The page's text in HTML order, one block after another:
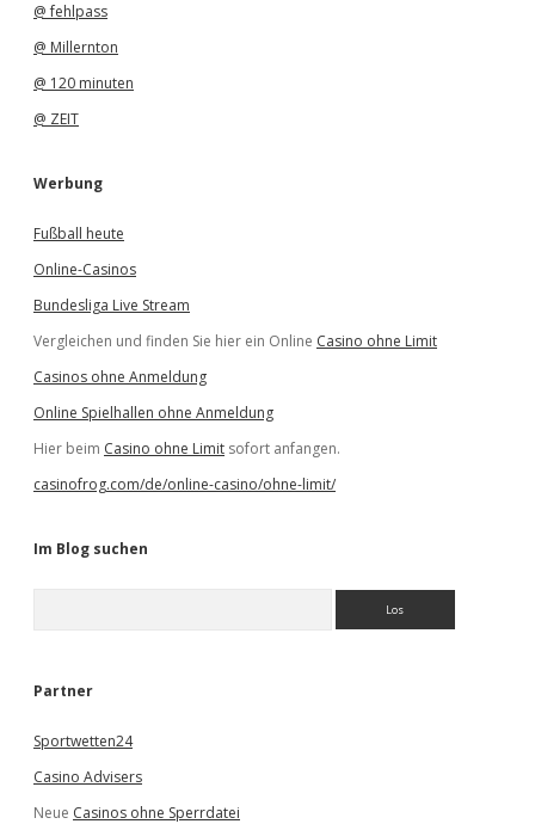
@ fehlpass
@ Millernton
@ 120 minuten
@ ZEIT
Werbung
Fußball heute
Online-Casinos
Bundesliga Live Stream
Vergleichen und finden Sie hier ein Online Casino ohne Limit
Casinos ohne Anmeldung
Online Spielhallen ohne Anmeldung
Hier beim Casino ohne Limit sofort anfangen.
casinofrog.com/de/online-casino/ohne-limit/
Im Blog suchen
e
Partner
Sportwetten24
Casino Advisers
Neue Casinos ohne Sperrdatei